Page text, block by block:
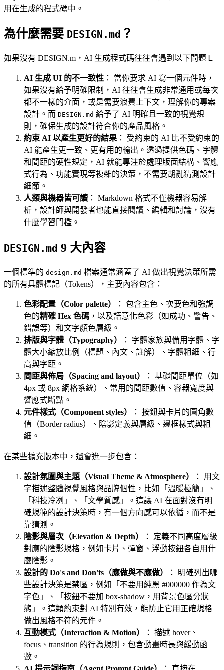
用在生成的程式碼中。
為什麼需要 DESIGN.md ？
如果沒有 DESIGN.m，AI 生成程式碼往往會遇到以下問題Ｌ
AI 生成 UI 的不一致性 ： 當你要求 AI 寫一個元件時，
如果沒有給予明確限制，AI 往往會生成非常通用或每次
都不一樣的介面，或是需要浪費上下文，理解你的專案
設計。而 DESIGN.md 給予了 AI 明確且一致的視覺規
則，確保生成的設計符合你的產品風格。
約束 AI 以產生更好的結果 ： 受約束的 AI 比不受約束的
AI 能產生更一致、更有用的輸出。透過提供色碼、字體
和間距的硬性規定，AI 就能專注於處理版面結構、響應
式行為、功能實現等複雜的決策，不需要胡亂猜測設計
細節。
人類與機器皆可讀 ： Markdown 格式不僅機器容易解
析，設計師與開發者也能直接閱讀、編輯和討論，沒有
什麼學習門檻。
DESIGN.md 9 大內容
一個標準的 design.md 檔案通常涵蓋了 AI 做出視覺決策所需
的所有具體標記（Tokens），主要內容包含：
色彩配置（Color palette）
： 包含主色、次要色和強調
色的精確 Hex 色碼 ，以及語意化色彩（如成功、警告、
錯誤等）和文字顏色層級。
排版與字體（Typography）
： 字體家族與備用字體、字
體大小縮放比例（標題、內文、註解）、字體粗細、行
高與字距。
間距與佈局（Spacing and layout）
： 基礎間距單位（如
4px 或 8px 網格系統）、常用的間距數值、容器寬度與
響應式斷點。
元件樣式（Component styles）
： 按鈕與卡片的圓角數
值（Border radius）、陰影定義與層級、邊框樣式與粗
細。
在某些擴充版本中，還會進一步包含：
設計氛圍與主題（Visual Theme & Atmosphere）
： 用文
字描述整體視覺風格與品牌個性，比如「溫暖極簡」、
「科技冷冽」、「文學質感」。這讓 AI 在面對沒有明
確規範的設計決策時，有一個方向感可以依循，而不是
靠猜測。
陰影與層次（Elevation & Depth）
： 定義不同高度層級
對應的陰影規格，例如卡片、彈窗、浮動按鈕各自用什
麼陰影。
設計的 Do's and Don'ts（應做與不應做）
： 明確列出哪
些設計決策是禁區，例如「不要用純黑 #000000 作為文
字色」、「按鈕不要加 box-shadow，用背景色區分狀
態」。這類約束對 AI 特別有效，能防止它用正確規格
做出風格不符的元件。
互動模式（Interaction & Motion）
： 描述 hover、
focus、transition 的行為規則，包含動畫時長與緩動函
數。